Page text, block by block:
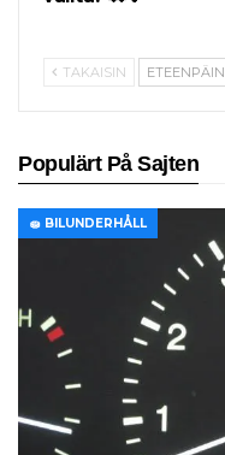
TAKAISIN ETEENPÄIN
Populärt På Sajten
🧽 BILUNDERHÅLL